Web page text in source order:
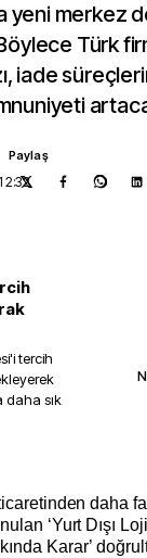
yeni merkez
Türk
iade
Paylaş
'i tercih
daha sık
daha
‘Yurt Dışı
Karar’